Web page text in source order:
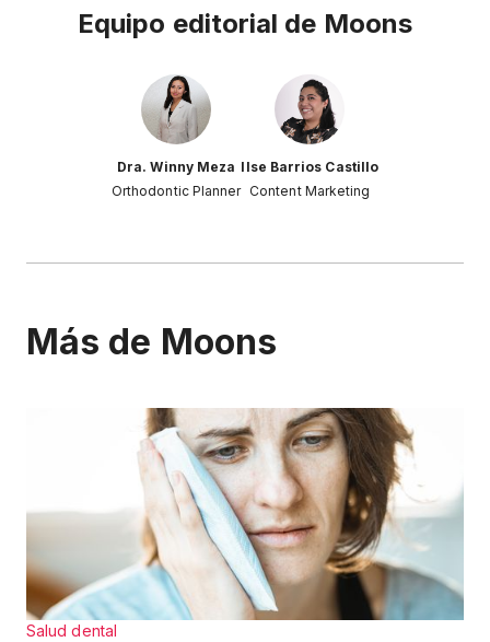
Equipo editorial de Moons
Dra. Winny Meza
Orthodontic Planner
Ilse Barrios Castillo
Content Marketing
Más de Moons
Salud dental